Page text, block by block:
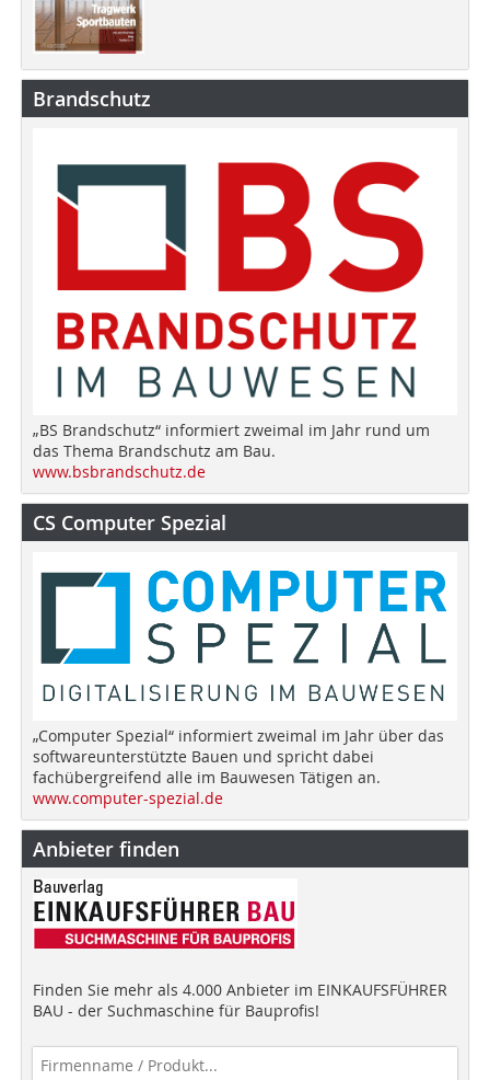
Brandschutz
„BS Brandschutz“ informiert zweimal im Jahr rund um
das Thema Brandschutz am Bau.
www.bsbrandschutz.de
CS Computer Spezial
„Computer Spezial“ informiert zweimal im Jahr über das
softwareunterstützte Bauen und spricht dabei
fachübergreifend alle im Bauwesen Tätigen an.
www.computer-spezial.de
Anbieter finden
Finden Sie mehr als 4.000 Anbieter im EINKAUFSFÜHRER
BAU - der Suchmaschine für Bauprofis!